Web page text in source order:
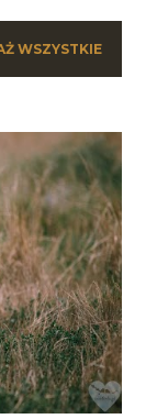
WSZYSTKIE